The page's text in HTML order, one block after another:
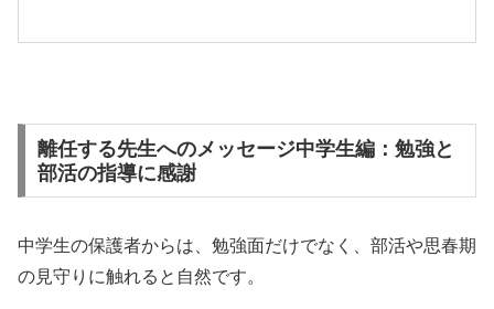
離任する先生へのメッセージ中学生編：勉強と
部活の指導に感謝
中学生の保護者からは、勉強面だけでなく、部活や思春期
の見守りに触れると自然です。